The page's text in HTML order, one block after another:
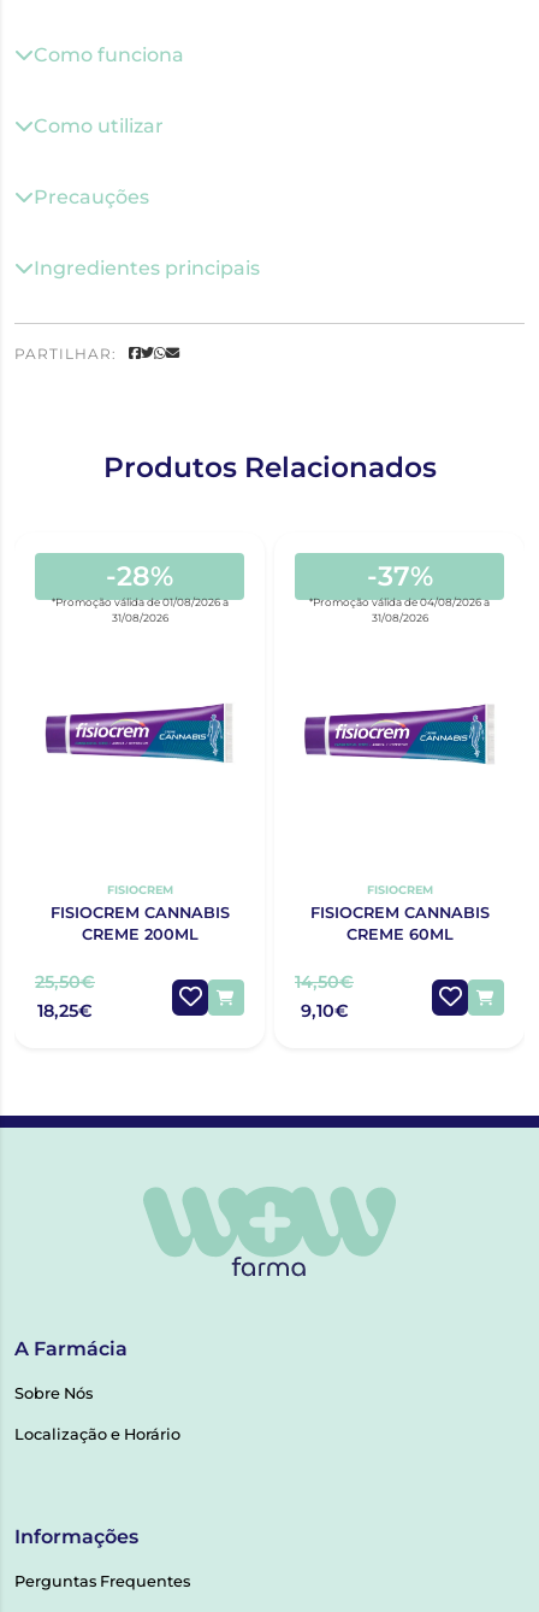
Como funciona
Como utilizar
Precauções
Ingredientes principais
PARTILHAR:
Produtos Relacionados
-28%
*Promoção válida de 01/08/2026 a
31/08/2026
FISIOCREM
FISIOCREM CANNABIS
CREME 200ML
25,50€
18,25€
-37%
*Promoção válida de 04/08/2026 a
31/08/2026
FISIOCREM
FISIOCREM CANNABIS
CREME 60ML
14,50€
9,10€
A Farmácia
Sobre Nós
Localização e Horário
Informações
Perguntas Frequentes